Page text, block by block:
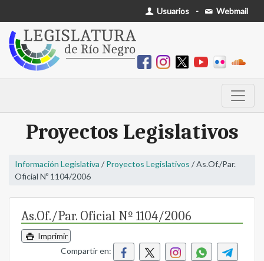
Usuarios - Webmail
Proyectos Legislativos
Información Legislativa / Proyectos Legislativos / As.Of./Par.
Oficial Nº 1104/2006
As.Of./Par. Oficial Nº 1104/2006
Imprimir
Compartir en: